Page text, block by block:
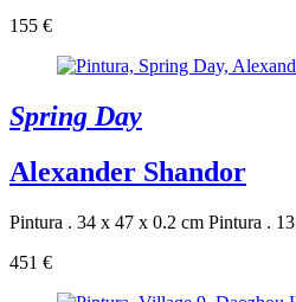
155 €
Spring Day
Alexander Shandor
Pintura . 34 x 47 x 0.2 cm Pintura .
451 €